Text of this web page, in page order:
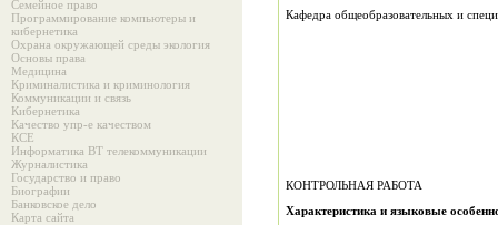
Семейное право
Программирование компьютеры и
кибернетика
Охрана окружающей среды экология
Основы права
Медицина
Криминалистика и криминология
Коммуникации и связь
Кибернетика
Качество упр-е качеством
КСЕ
Информатика ВТ телекоммуникации
Журналистика
Государство и право
Биографии
Банковское дело
Карта сайта
Кафедра общеобразовательных и
КОНТРОЛЬНАЯ РАБОТА
Характеристика и языковые